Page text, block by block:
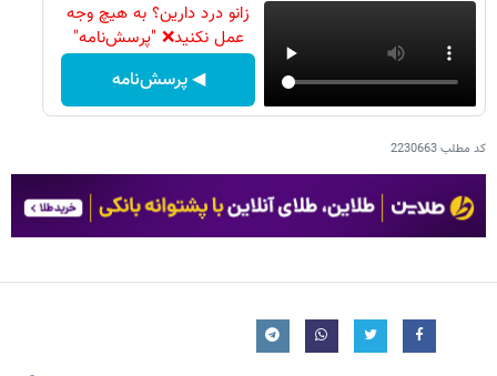
زانو درد دارین؟ به هیچ وجه
عمل نکنید❌ "پرسش‌نامه"
◀ پرسش‌نامه
کد مطلب2230663